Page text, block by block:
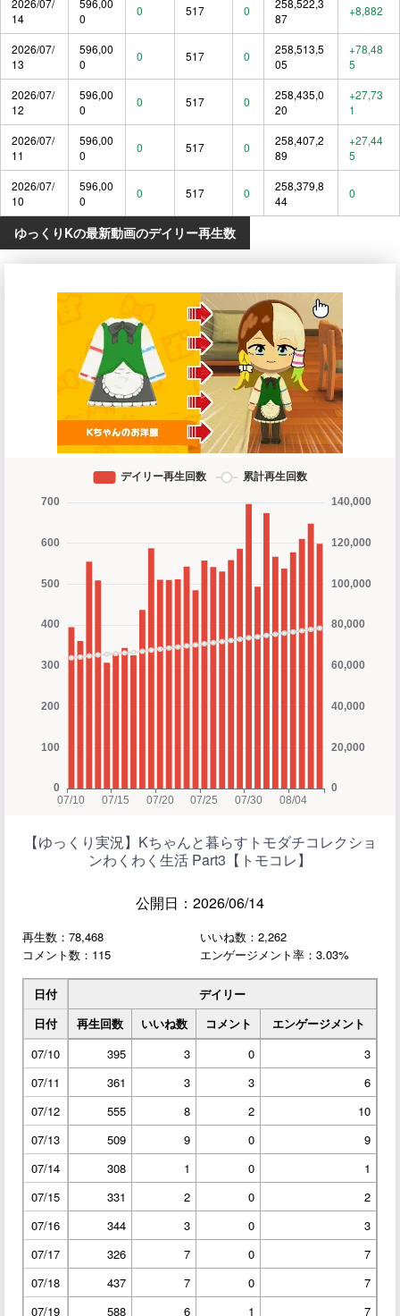
2026/07/
14
596,00
0
0 517 0
258,522,3
87
+8,882
2026/07/
13
596,00
0
0 517 0
258,513,5
05
+78,48
5
2026/07/
12
596,00
0
0 517 0
258,435,0
20
+27,73
1
2026/07/
11
596,00
0
0 517 0
258,407,2
89
+27,44
5
2026/07/
10
596,00
0
0 517 0
258,379,8
44
0
ゆっくりKの最新動画のデイリー再生数
【ゆっくり実況】Kちゃんと暮らすトモダチコレクショ
ンわくわく生活 Part3【トモコレ】
公開日：2026/06/14
再生数：78,468
いいね数：2,262
コメント数：115
エンゲージメント率：3.03%
日付
デイリー
日付
再生回数 いいね数 コメント
エンゲージメント
07/10
395 3 0
3
07/11
361 3 3
6
07/12
555 8 2
10
07/13
509 9 0
9
07/14
308 1 0
1
07/15
331 2 0
2
07/16
344 3 0
3
07/17
326 7 0
7
07/18
437 7 0
7
07/19
588 6 1
7